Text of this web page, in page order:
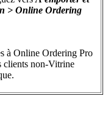
> Online Ordering